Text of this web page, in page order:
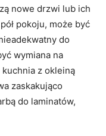
nowe drzwi lub ich
pokoju, może być
do
wymiana na
kuchnia z okleiną
zaskakująco
do laminatów,